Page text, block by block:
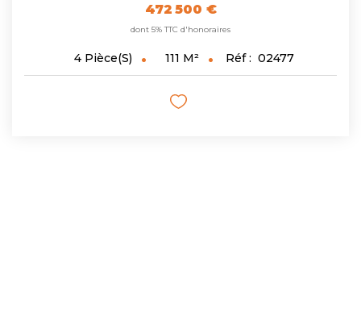
472 500 €
dont 5% TTC d'honoraires
4 Pièce(s) 111 M² Réf : 02477